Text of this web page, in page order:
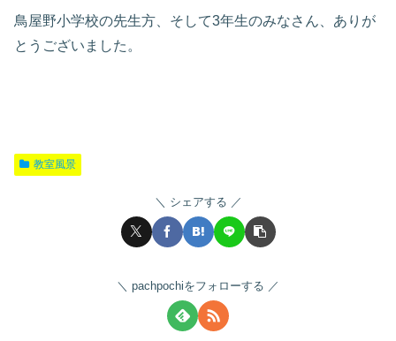
鳥屋野小学校の先生方、そして3年生のみなさん、ありが
とうございました。
教室風景
シェアする
pachpochiをフォローする